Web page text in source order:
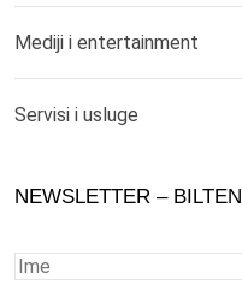
Mediji i entertainment
Servisi i usluge
NEWSLETTER – BILTEN